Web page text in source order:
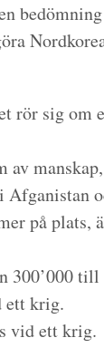
rör sig
Afganistan
på plats,
300’000 till
ett krig.
vid ett krig.